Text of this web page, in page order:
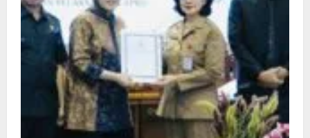
Penyampaian
Pendapat
Akhir
Gubernur
atas
Persetujuan
Bersama
Raperda